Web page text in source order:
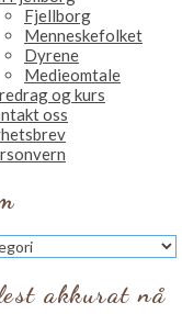
Fjellborg
Menneskefolket
Dyrene
Medieomtale
og kurs
oss
akkurat nå